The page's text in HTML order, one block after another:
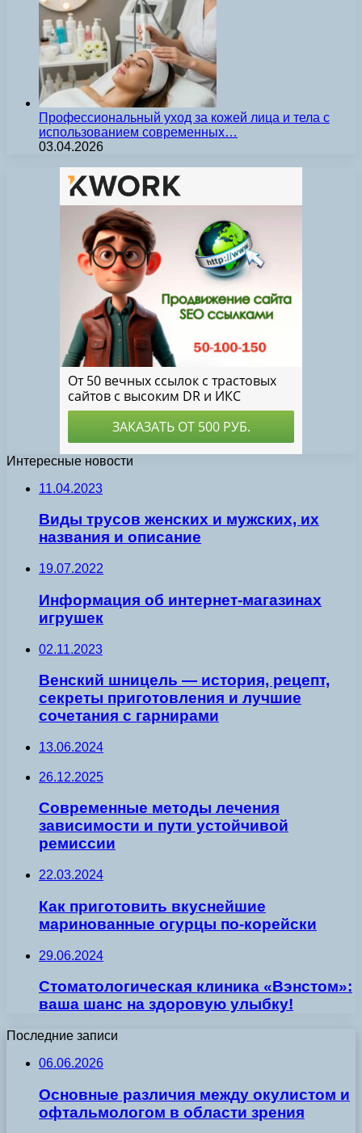
Профессиональный уход за кожей лица и тела с
использованием современных…
03.04.2026
Интересные новости
11.04.2023
Виды трусов женских и мужских, их
названия и описание
19.07.2022
Информация об интернет-магазинах
игрушек
02.11.2023
Венский шницель — история, рецепт,
секреты приготовления и лучшие
сочетания с гарнирами
13.06.2024
26.12.2025
Современные методы лечения
зависимости и пути устойчивой
ремиссии
22.03.2024
Как приготовить вкуснейшие
маринованные огурцы по-корейски
29.06.2024
Стоматологическая клиника «Вэнстом»:
ваша шанс на здоровую улыбку!
Последние записи
06.06.2026
Основные различия между окулистом и
офтальмологом в области зрения